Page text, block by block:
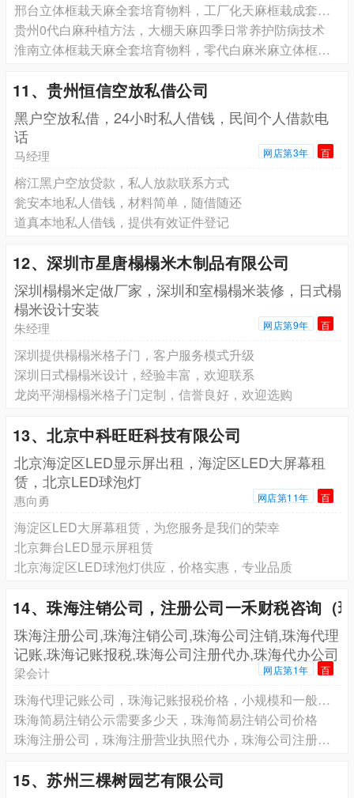
邢台立体框栽天麻全套培育物料，工厂化天麻框栽成套菌料种苗
贵州0代白麻种植方法，大棚天麻四季日常养护防病技术
淮南立体框栽天麻全套培育物料，零代白麻米麻立体框栽种苗批发
11、贵州恒信空放私借公司
黑户空放私借，24小时私人借钱，民间个人借款电
话
马经理 网店第3年 百
榕江黑户空放贷款，私人放款联系方式
瓮安本地私人借钱，材料简单，随借随还
道真本地私人借钱，提供有效证件登记
12、深圳市星唐榻榻米木制品有限公司
深圳榻榻米定做厂家，深圳和室榻榻米装修，日式榻
榻米设计安装
朱经理 网店第9年 百
深圳提供榻榻米格子门，客户服务模式升级
深圳日式榻榻米设计，经验丰富，欢迎联系
龙岗平湖榻榻米格子门定制，信誉良好，欢迎选购
13、北京中科旺旺科技有限公司
北京海淀区LED显示屏出租，海淀区LED大屏幕租
赁，北京LED球泡灯
惠向勇 网店第11年 百
海淀区LED大屏幕租赁，为您服务是我们的荣幸
北京舞台LED显示屏租赁
北京海淀区LED球泡灯供应，价格实惠，专业品质
14、珠海注销公司，注册公司一禾财税咨询（
珠海注册公司,珠海注销公司,珠海公司注销,珠海代理
记账,珠海记账报税,珠海公司注册代办,珠海代办公司
梁会计 网店第1年 百
珠海代理记账公司，珠海记账报税价格，小规模和一般纳税人公司记账
珠海简易注销公示需要多少天，珠海简易注销公司价格
珠海注册公司，珠海注册营业执照代办，珠海公司注册流程
15、苏州三棵树园艺有限公司